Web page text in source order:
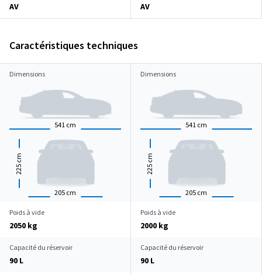
AV AV
Caractéristiques techniques
Dimensions
541 cm
205 cm
225
cm
Dimensions
541 cm
205 cm
225
cm
Poids à vide
2050 kg
Poids à vide
2000 kg
Capacité du réservoir
90 L
Capacité du réservoir
90 L